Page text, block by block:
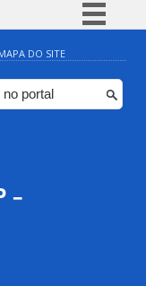
BR
Participe
Canais
DO SITE
–